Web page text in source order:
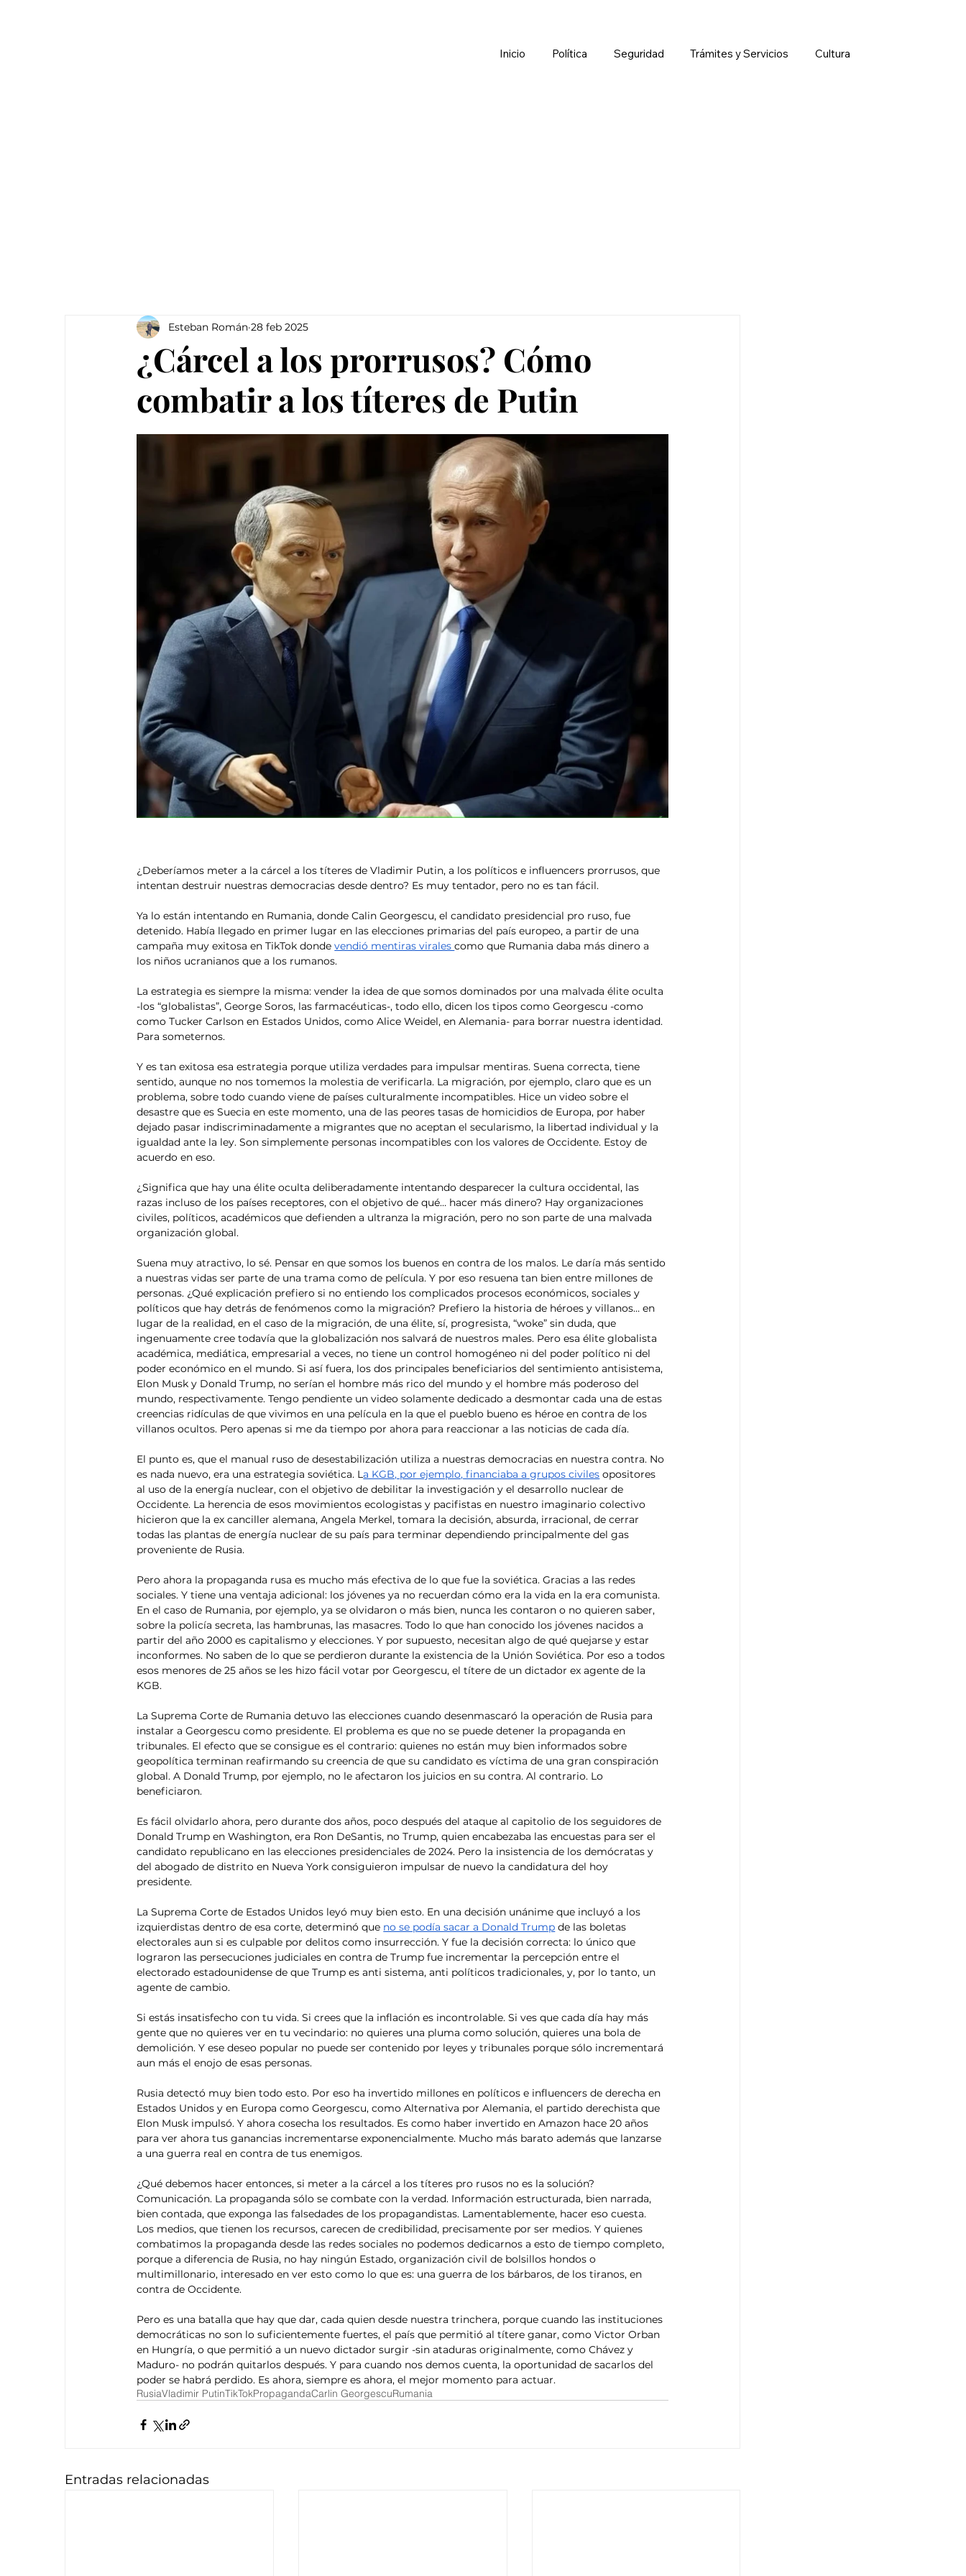
Inicio Política Seguridad Trámites y Servicios Cultura
¿Cárcel a los prorrusos? Cómo
combatir a los títeres de Putin
Esteban Román 28 feb 2025
¿Deberíamos meter a la cárcel a los títeres de Vladimir Putin, a los políticos e influencers prorrusos, que
intentan destruir nuestras democracias desde dentro? Es muy tentador, pero no es tan fácil.
Ya lo están intentando en Rumania, donde Calin Georgescu, el candidato presidencial pro ruso, fue
detenido. Había llegado en primer lugar en las elecciones primarias del país europeo, a partir de una
campaña muy exitosa en TikTok donde vendió mentiras virales como que Rumania daba más dinero a
los niños ucranianos que a los rumanos.
La estrategia es siempre la misma: vender la idea de que somos dominados por una malvada élite oculta
-los “globalistas”, George Soros, las farmacéuticas-, todo ello, dicen los tipos como Georgescu -como
como Tucker Carlson en Estados Unidos, como Alice Weidel, en Alemania- para borrar nuestra identidad.
Para someternos.
Y es tan exitosa esa estrategia porque utiliza verdades para impulsar mentiras. Suena correcta, tiene
sentido, aunque no nos tomemos la molestia de verificarla. La migración, por ejemplo, claro que es un
problema, sobre todo cuando viene de países culturalmente incompatibles. Hice un video sobre el
desastre que es Suecia en este momento, una de las peores tasas de homicidios de Europa, por haber
dejado pasar indiscriminadamente a migrantes que no aceptan el secularismo, la libertad individual y la
igualdad ante la ley. Son simplemente personas incompatibles con los valores de Occidente. Estoy de
acuerdo en eso.
¿Significa que hay una élite oculta deliberadamente intentando desparecer la cultura occidental, las
razas incluso de los países receptores, con el objetivo de qué… hacer más dinero? Hay organizaciones
civiles, políticos, académicos que defienden a ultranza la migración, pero no son parte de una malvada
organización global.
Suena muy atractivo, lo sé. Pensar en que somos los buenos en contra de los malos. Le daría más sentido
a nuestras vidas ser parte de una trama como de película. Y por eso resuena tan bien entre millones de
personas. ¿Qué explicación prefiero si no entiendo los complicados procesos económicos, sociales y
políticos que hay detrás de fenómenos como la migración? Prefiero la historia de héroes y villanos… en
lugar de la realidad, en el caso de la migración, de una élite, sí, progresista, “woke” sin duda, que
ingenuamente cree todavía que la globalización nos salvará de nuestros males. Pero esa élite globalista
académica, mediática, empresarial a veces, no tiene un control homogéneo ni del poder político ni del
poder económico en el mundo. Si así fuera, los dos principales beneficiarios del sentimiento antisistema,
Elon Musk y Donald Trump, no serían el hombre más rico del mundo y el hombre más poderoso del
mundo, respectivamente. Tengo pendiente un video solamente dedicado a desmontar cada una de estas
creencias ridículas de que vivimos en una película en la que el pueblo bueno es héroe en contra de los
villanos ocultos. Pero apenas si me da tiempo por ahora para reaccionar a las noticias de cada día.
El punto es, que el manual ruso de desestabilización utiliza a nuestras democracias en nuestra contra. No
es nada nuevo, era una estrategia soviética. La KGB, por ejemplo, financiaba a grupos civiles opositores
al uso de la energía nuclear, con el objetivo de debilitar la investigación y el desarrollo nuclear de
Occidente. La herencia de esos movimientos ecologistas y pacifistas en nuestro imaginario colectivo
hicieron que la ex canciller alemana, Angela Merkel, tomara la decisión, absurda, irracional, de cerrar
todas las plantas de energía nuclear de su país para terminar dependiendo principalmente del gas
proveniente de Rusia.
Pero ahora la propaganda rusa es mucho más efectiva de lo que fue la soviética. Gracias a las redes
sociales. Y tiene una ventaja adicional: los jóvenes ya no recuerdan cómo era la vida en la era comunista.
En el caso de Rumania, por ejemplo, ya se olvidaron o más bien, nunca les contaron o no quieren saber,
sobre la policía secreta, las hambrunas, las masacres. Todo lo que han conocido los jóvenes nacidos a
partir del año 2000 es capitalismo y elecciones. Y por supuesto, necesitan algo de qué quejarse y estar
inconformes. No saben de lo que se perdieron durante la existencia de la Unión Soviética. Por eso a todos
esos menores de 25 años se les hizo fácil votar por Georgescu, el títere de un dictador ex agente de la
KGB.
La Suprema Corte de Rumania detuvo las elecciones cuando desenmascaró la operación de Rusia para
instalar a Georgescu como presidente. El problema es que no se puede detener la propaganda en
tribunales. El efecto que se consigue es el contrario: quienes no están muy bien informados sobre
geopolítica terminan reafirmando su creencia de que su candidato es víctima de una gran conspiración
global. A Donald Trump, por ejemplo, no le afectaron los juicios en su contra. Al contrario. Lo
beneficiaron.
Es fácil olvidarlo ahora, pero durante dos años, poco después del ataque al capitolio de los seguidores de
Donald Trump en Washington, era Ron DeSantis, no Trump, quien encabezaba las encuestas para ser el
candidato republicano en las elecciones presidenciales de 2024. Pero la insistencia de los demócratas y
del abogado de distrito en Nueva York consiguieron impulsar de nuevo la candidatura del hoy
presidente.
La Suprema Corte de Estados Unidos leyó muy bien esto. En una decisión unánime que incluyó a los
izquierdistas dentro de esa corte, determinó que no se podía sacar a Donald Trump de las boletas
electorales aun si es culpable por delitos como insurrección. Y fue la decisión correcta: lo único que
lograron las persecuciones judiciales en contra de Trump fue incrementar la percepción entre el
electorado estadounidense de que Trump es anti sistema, anti políticos tradicionales, y, por lo tanto, un
agente de cambio.
Si estás insatisfecho con tu vida. Si crees que la inflación es incontrolable. Si ves que cada día hay más
gente que no quieres ver en tu vecindario: no quieres una pluma como solución, quieres una bola de
demolición. Y ese deseo popular no puede ser contenido por leyes y tribunales porque sólo incrementará
aun más el enojo de esas personas.
Rusia detectó muy bien todo esto. Por eso ha invertido millones en políticos e influencers de derecha en
Estados Unidos y en Europa como Georgescu, como Alternativa por Alemania, el partido derechista que
Elon Musk impulsó. Y ahora cosecha los resultados. Es como haber invertido en Amazon hace 20 años
para ver ahora tus ganancias incrementarse exponencialmente. Mucho más barato además que lanzarse
a una guerra real en contra de tus enemigos.
¿Qué debemos hacer entonces, si meter a la cárcel a los títeres pro rusos no es la solución?
Comunicación. La propaganda sólo se combate con la verdad. Información estructurada, bien narrada,
bien contada, que exponga las falsedades de los propagandistas. Lamentablemente, hacer eso cuesta.
Los medios, que tienen los recursos, carecen de credibilidad, precisamente por ser medios. Y quienes
combatimos la propaganda desde las redes sociales no podemos dedicarnos a esto de tiempo completo,
porque a diferencia de Rusia, no hay ningún Estado, organización civil de bolsillos hondos o
multimillonario, interesado en ver esto como lo que es: una guerra de los bárbaros, de los tiranos, en
contra de Occidente.
Pero es una batalla que hay que dar, cada quien desde nuestra trinchera, porque cuando las instituciones
democráticas no son lo suficientemente fuertes, el país que permitió al títere ganar, como Victor Orban
en Hungría, o que permitió a un nuevo dictador surgir -sin ataduras originalmente, como Chávez y
Maduro- no podrán quitarlos después. Y para cuando nos demos cuenta, la oportunidad de sacarlos del
poder se habrá perdido. Es ahora, siempre es ahora, el mejor momento para actuar.
RusiaVladimir PutinTikTokPropagandaCarlin GeorgescuRumania
Entradas relacionadas